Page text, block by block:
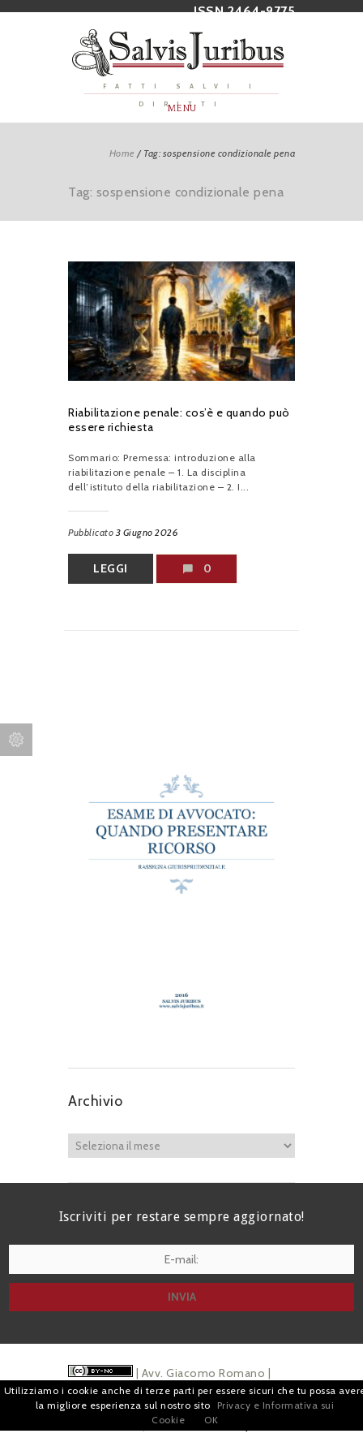
ISSN 2464-9775
FATTI SALVI I
DIRITTI
MENU
Home / Tag: sospensione condizionale pena
Tag: sospensione condizionale pena
Riabilitazione penale: cos’è e quando può
essere richiesta
Sommario: Premessa: introduzione alla
riabilitazione penale – 1. La disciplina
dell’istituto della riabilitazione – 2. I...
Pubblicato 3 Giugno 2026
LEGGI 0
Archivio
Iscriviti per restare sempre aggiornato!
| Avv. Giacomo Romano |
Piazza di Campitelli, 2 - 00186 Roma | P.I.
Pubblicità ePrivacy
Utilizziamo i cookie anche di terze parti per essere sicuri che tu possa
la migliore esperienza sul nostro sito
Privacy e Informativa sui
Cookie
OK